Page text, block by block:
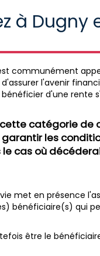
à Dugny
communément
l'avenir
d'une rente
catégorie de
les
cas où
met en présence
bénéficiaire(s) qui
être le